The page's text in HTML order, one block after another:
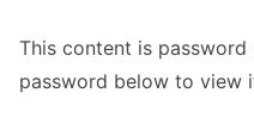
This content is
password below to view